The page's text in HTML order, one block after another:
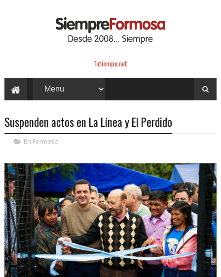
Tutiempo.net
Suspenden actos en La Línea y El Perdido
En Formosa